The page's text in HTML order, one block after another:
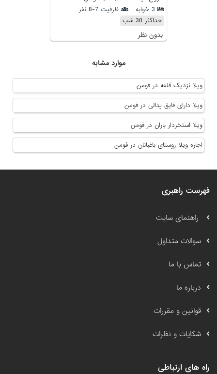
3 خوابه
ظرفیت 7-8 نفر
حداکثر 30 شب
بدون نظر
موارد مشابه
ویلا نزدیک قلعه در فومن
ویلا دارای قایق پدالی در فومن
ویلا استخردار باران در فومن
اجاره ویلا روستای باغبانان در فومن
فهرست راهبری
راهنمای سایت
سوالات متداول
تماس با ما
درباره ما
قوانین و مقررات
شکایات و نظرات
راه های ارتباطی